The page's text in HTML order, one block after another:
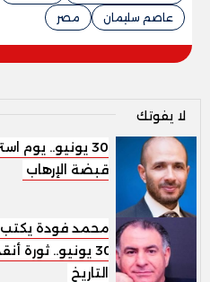
عاصم سليمان
مصر
لا يفوتك
30 يونيو.. يوم
قبضة الإرهاب
محمد فودة يكتب
30 يونيو.. ثورة
التاريخ